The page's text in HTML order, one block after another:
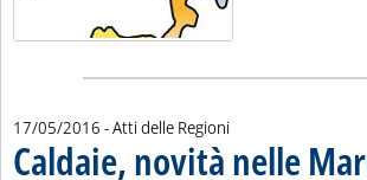
17/05/2016 - Atti delle Regioni
Caldaie, novità nelle